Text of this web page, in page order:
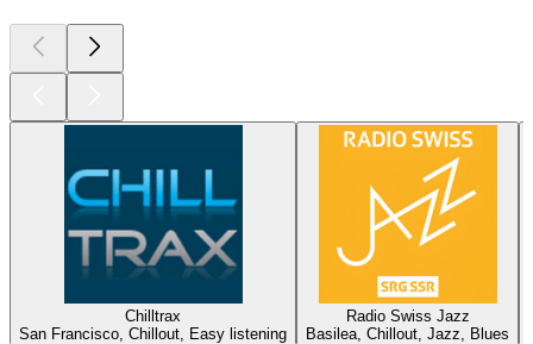
Chilltrax
San Francisco, Chillout, Easy listening
Radio Swiss Jazz
Basilea, Chillout, Jazz, Blues